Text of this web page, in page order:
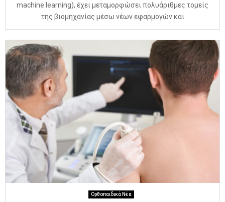
machine learning), έχει μεταμορφώσει πολυάριθμες τομείς
της βιομηχανίας μέσω νέων εφαρμογών και
Ορθοπαιδικά Νέα